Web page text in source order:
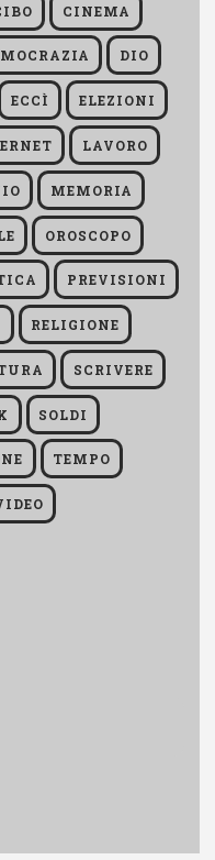
CINEMA
DIO
ECCÌ ELEZIONI
LAVORO
MEMORIA
OROSCOPO
PREVISIONI
RELIGIONE
SCRIVERE
SOLDI
TEMPO